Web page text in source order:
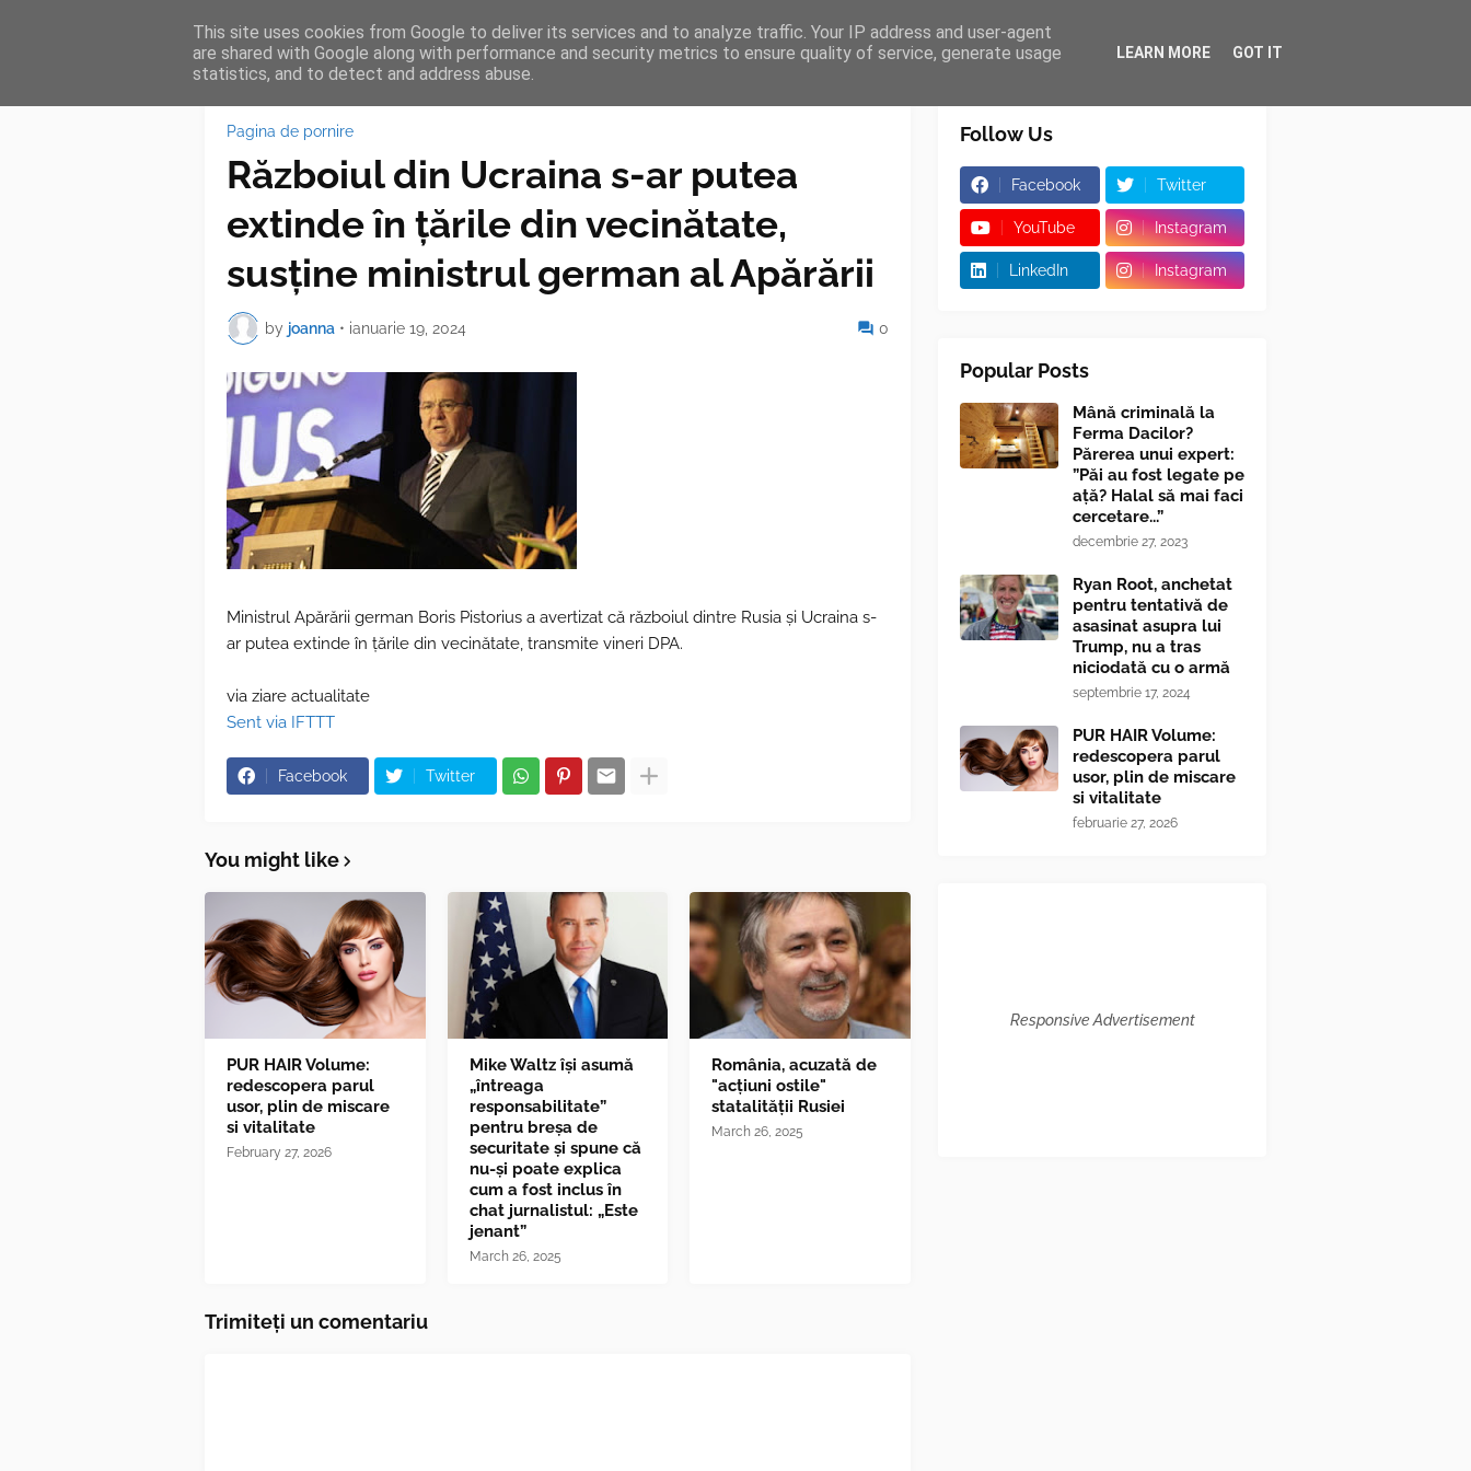
HOME FEATURES BLOGGER TIPOGRAPHY SHORTCODES
Pagina de pornire
Războiul din Ucraina s-ar putea
extinde în țările din vecinătate,
susține ministrul german al Apărării
by joanna • ianuarie 19, 2024 0
Ministrul Apărării german Boris Pistorius a avertizat că războiul dintre Rusia şi Ucraina s-
ar putea extinde în ţările din vecinătate, transmite vineri DPA.
via ziare actualitate
Sent via IFTTT
Facebook Twitter
You might like
PUR HAIR Volume:
redescopera parul
usor, plin de miscare
si vitalitate
February 27, 2026
Mike Waltz îşi asumă
„întreaga
responsabilitate”
pentru breşa de
securitate și spune că
nu-și poate explica
cum a fost inclus în
chat jurnalistul: „Este
jenant”
March 26, 2025
România, acuzată de
"acțiuni ostile"
statalității Rusiei
March 26, 2025
Trimiteți un comentariu
Follow Us
Facebook Twitter
YouTube Instagram
LinkedIn Instagram
Popular Posts
Mână criminală la
Ferma Dacilor?
Părerea unui expert:
”Păi au fost legate pe
ață? Halal să mai faci
cercetare...”
decembrie 27, 2023
Ryan Root, anchetat
pentru tentativă de
asasinat asupra lui
Trump, nu a tras
niciodată cu o armă
septembrie 17, 2024
PUR HAIR Volume:
redescopera parul
usor, plin de miscare
si vitalitate
februarie 27, 2026
Responsive Advertisement
This site uses cookies from Google to deliver its services and to analyze traffic. Your IP address and user-agent
are shared with Google along with performance and security metrics to ensure quality of service, generate usage
statistics, and to detect and address abuse.
LEARN MORE GOT IT